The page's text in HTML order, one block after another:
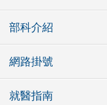
部科介紹
網路掛號
就醫指南